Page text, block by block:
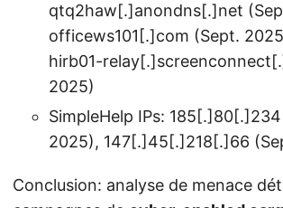
qtq2haw[.]anondns[.]net
officews101[.]com (Sept.
hirb01-
2025)
SimpleHelp IPs:
2025), 147[.]45[.]218[.]66
Conclusion: analyse de menace